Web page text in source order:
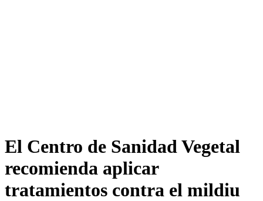
El Centro de Sanidad Vegetal
recomienda aplicar
tratamientos contra el mildiu